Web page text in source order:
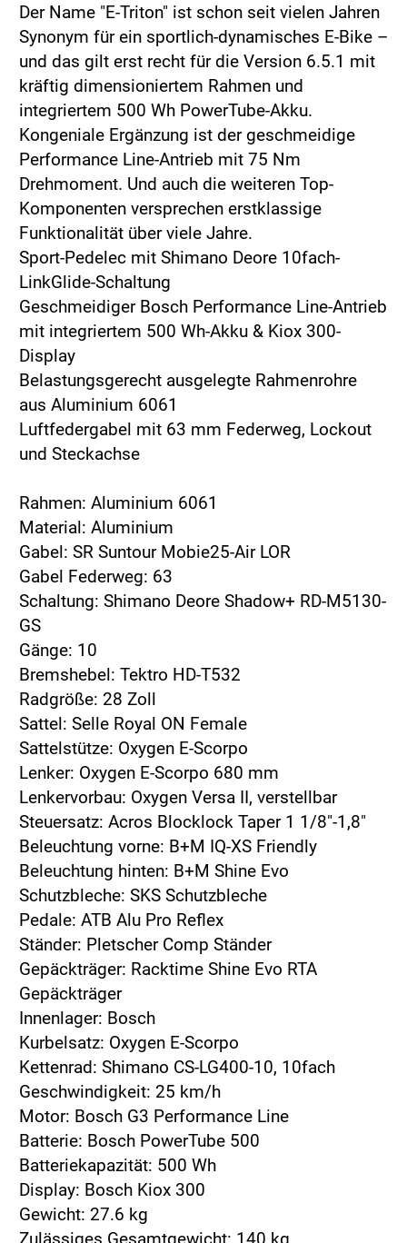
Der Name "E-Triton" ist schon seit vielen Jahren
Synonym für ein sportlich-dynamisches E-Bike –
und das gilt erst recht für die Version 6.5.1 mit
kräftig dimensioniertem Rahmen und
integriertem 500 Wh PowerTube-Akku.
Kongeniale Ergänzung ist der geschmeidige
Performance Line-Antrieb mit 75 Nm
Drehmoment. Und auch die weiteren Top-
Komponenten versprechen erstklassige
Funktionalität über viele Jahre.
Sport-Pedelec mit Shimano Deore 10fach-
LinkGlide-Schaltung
Geschmeidiger Bosch Performance Line-Antrieb
mit integriertem 500 Wh-Akku & Kiox 300-
Display
Belastungsgerecht ausgelegte Rahmenrohre
aus Aluminium 6061
Luftfedergabel mit 63 mm Federweg, Lockout
und Steckachse
Rahmen: Aluminium 6061
Material: Aluminium
Gabel: SR Suntour Mobie25-Air LOR
Gabel Federweg: 63
Schaltung: Shimano Deore Shadow+ RD-M5130-
GS
Gänge: 10
Bremshebel: Tektro HD-T532
Radgröße: 28 Zoll
Sattel: Selle Royal ON Female
Sattelstütze: Oxygen E-Scorpo
Lenker: Oxygen E-Scorpo 680 mm
Lenkervorbau: Oxygen Versa II, verstellbar
Steuersatz: Acros Blocklock Taper 1 1/8"-1,8"
Beleuchtung vorne: B+M IQ-XS Friendly
Beleuchtung hinten: B+M Shine Evo
Schutzbleche: SKS Schutzbleche
Pedale: ATB Alu Pro Reflex
Ständer: Pletscher Comp Ständer
Gepäckträger: Racktime Shine Evo RTA
Gepäckträger
Innenlager: Bosch
Kurbelsatz: Oxygen E-Scorpo
Kettenrad: Shimano CS-LG400-10, 10fach
Geschwindigkeit: 25 km/h
Motor: Bosch G3 Performance Line
Batterie: Bosch PowerTube 500
Batteriekapazität: 500 Wh
Display: Bosch Kiox 300
Gewicht: 27.6 kg
Zulässiges Gesamtgewicht: 140 kg